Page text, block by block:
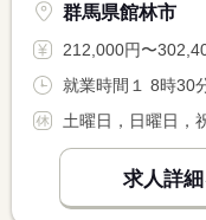
群馬県館林市
212,000円〜302,400円 ※フルタイム求
就業時間１ 8時30
土曜日，日曜日，
求人詳